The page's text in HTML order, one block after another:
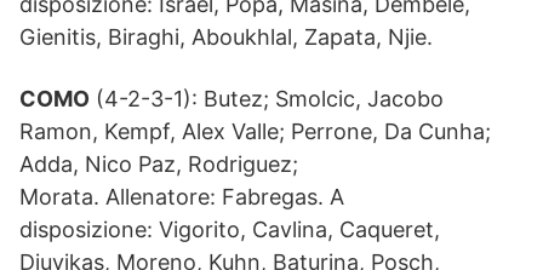
Gienitis, Biraghi, Aboukhlal, Zapata, Njie.
COMO (4-2-3-1): Butez; Smolcic, Jacobo
Ramon, Kempf, Alex Valle; Perrone, Da Cunha;
Adda, Nico Paz, Rodriguez;
Morata. Allenatore: Fabregas. A
disposizione: Vigorito, Cavlina, Caqueret,
Diuvikas, Moreno, Kuhn, Baturina, Posch,